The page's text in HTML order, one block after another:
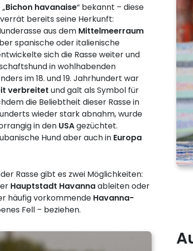
Bichon havanaise“ bekannt – diese
bereits seine Herkunft:
aus dem Mittelmeerraum
spanische oder italienische
sich die Rasse weiter und
in wohlhabenden
im 18. und 19. Jahrhundert war
verbreitet und galt als Symbol für
die Beliebtheit dieser Rasse in
wieder stark abnahm, wurde
in den USAgezüchtet.
Hund aber auch in Europa
der Rasse gibt es zwei Möglichkeiten:
Hauptstadt Havannaableiten oder
häufig vorkommende Havanna-
Fell – beziehen.